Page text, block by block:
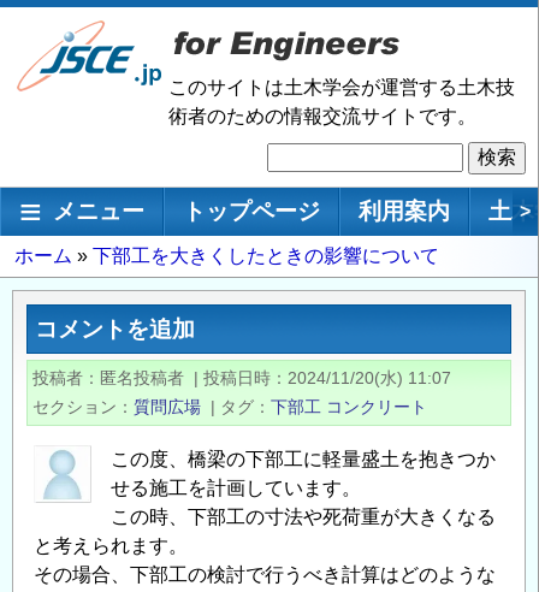
メ
ン
移
このサイトは土木学会が運営する土木技
術者のための情報交流サイトです。
索
メインナビゲーション
メニュー トップページ 利用案内 土 >
パ
ン
ず
ホーム 下部工を大きくしたときの影響について
コメントを追加
投稿者 匿名投稿者 | 投稿日時
2024/11/20(水) 11:07
セクション
質問広場 | タグ 下部工 コンクリート
この度、橋梁の下部工に軽量盛土を抱きつか
せる施工を計画しています。
この時、下部工の寸法や死荷重が大きくなる
と考えられます。
その場合、下部工の検討で行うべき計算はどのような